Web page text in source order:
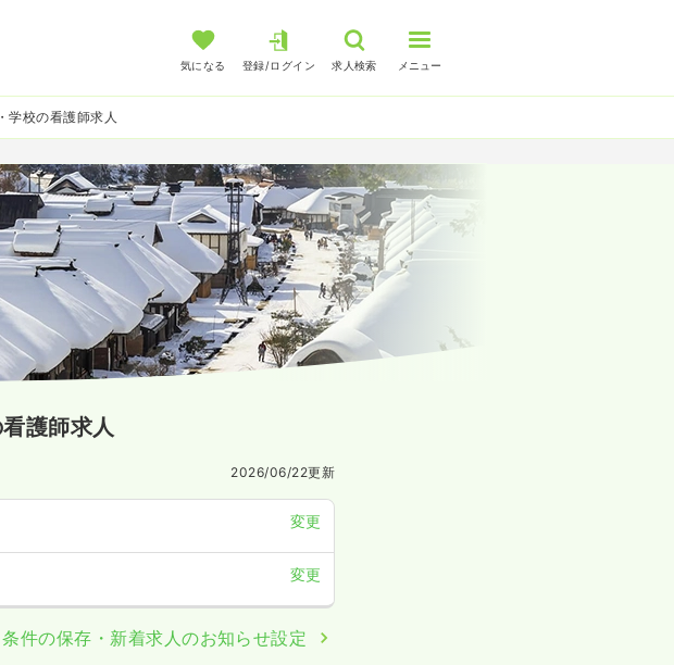
気になる 登録/ログイン 求人検索 メニュー
学校の看護師求人
護師求人
2026/06/22更新
変更
変更
条件の保存・新着求人のお知らせ設定